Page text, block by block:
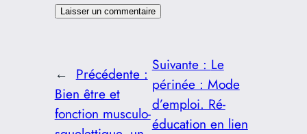
← Précédente :
Bien être et
fonction musculo-
Suivante : Le
périnée : Mode
d’emploi. Ré-
éducation en lien